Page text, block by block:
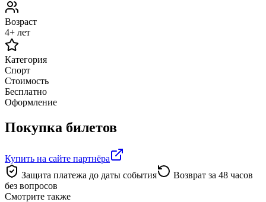
Возраст
4+ лет
Категория
Спорт
Стоимость
Бесплатно
Оформление
Покупка билетов
Купить на сайте партнёра
Защита платежа до даты события
Возврат за 48 часов
без вопросов
Смотрите также